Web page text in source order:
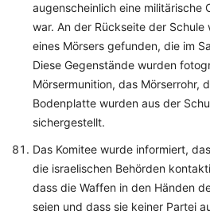
augenscheinlich eine militärische
war. An der Rückseite der
eines Mörsers gefunden, die im
Diese Gegenstände wurden
Mörsermunition, das Mörserrohr,
Bodenplatte wurden aus der
sichergestellt.
Das Komitee wurde informiert,
die israelischen Behörden
dass die Waffen in den Händen
seien und dass sie keiner Partei